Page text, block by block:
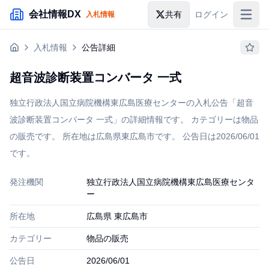
メインコンテンツにスキップ
会社情報DX 入札情報 共有 ログイン
入札情報
企業検索
入札情報 公告詳細
超音波診断装置コンバータ 一式
独立行政法人国立病院機構東広島医療センターの入札公告「超音
波診断装置コンバータ 一式」の詳細情報です。 カテゴリーは物品
の販売です。 所在地は広島県東広島市です。 公告日は2026/06/01
です。
発注機関
独立行政法人国立病院機構東広島医療センタ
ー
所在地 広島県 東広島市
カテゴリー 物品の販売
公告日 2026/06/01